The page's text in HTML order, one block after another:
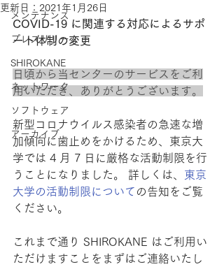
メンテナンス
プレスリリース
SHIROKANE
ネットワーク
ソフトウェア
アーカイブ
更新日： 2021年1月26日
COVID-19 に関連する対応によるサポ
ート体制の変更
日頃から当センターのサービスをご利
用いただき、ありがとうございます。
新型コロナウイルス感染者の急速な増
加傾向に歯止めをかけるため、東京大
学では 4 月 7 日に厳格な活動制限を行
うことになりました。 詳しくは、 東京
大学の活動制限について の告知をご覧
ください。
これまで通り SHIROKANE はご利用い
ただけますことをまずはご連絡いたし